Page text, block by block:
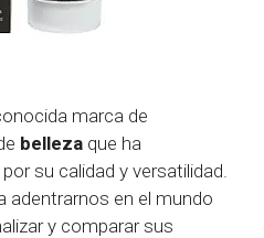
marca de
belleza que ha
su calidad y versatilidad.
adentrarnos en el mundo
y comparar sus